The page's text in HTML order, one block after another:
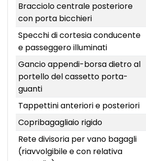
Bracciolo centrale posteriore
con porta bicchieri
Specchi di cortesia conducente
e passeggero illuminati
Gancio appendi-borsa dietro al
portello del cassetto porta-
guanti
Tappettini anteriori e posteriori
Copribagagliaio rigido
Rete divisoria per vano bagagli
(riavvolgibile e con relativa